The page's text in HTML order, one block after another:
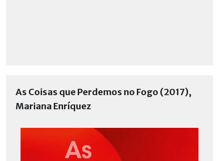
As Coisas que Perdemos no Fogo (2017),
Mariana Enríquez